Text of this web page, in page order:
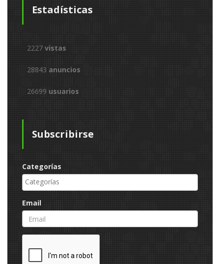
Estadísticas
2227 vistas
28843 anuncios
26699 usuarios
Subscribirse
Categorías
Email